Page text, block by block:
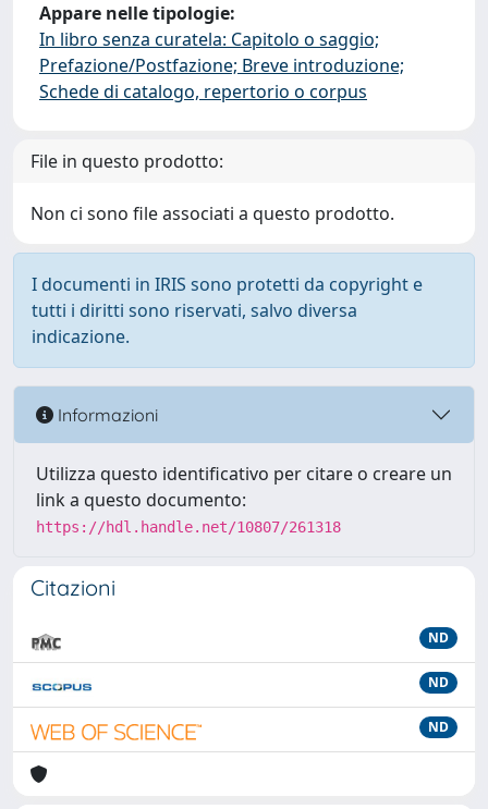
Appare nelle tipologie:
In libro senza curatela: Capitolo o saggio;
Prefazione/Postfazione; Breve introduzione;
Schede di catalogo, repertorio o corpus
File in questo prodotto:
Non ci sono file associati a questo prodotto.
I documenti in IRIS sono protetti da copyright e
tutti i diritti sono riservati, salvo diversa
indicazione.
Informazioni
Utilizza questo identificativo per citare o creare un
link a questo documento:
https://hdl.handle.net/10807/261318
Citazioni
ND
ND
ND